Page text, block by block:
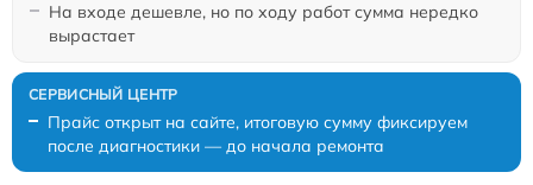
На входе дешевле, но по ходу работ сумма нередко
вырастает
Прайс открыт на сайте, итоговую сумму фиксируем
после диагностики — до начала ремонта